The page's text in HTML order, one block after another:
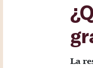
La